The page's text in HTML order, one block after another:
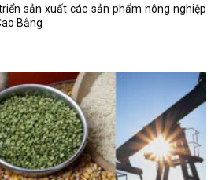
sản xuất các sản phẩm nông nghiệp
Bằng